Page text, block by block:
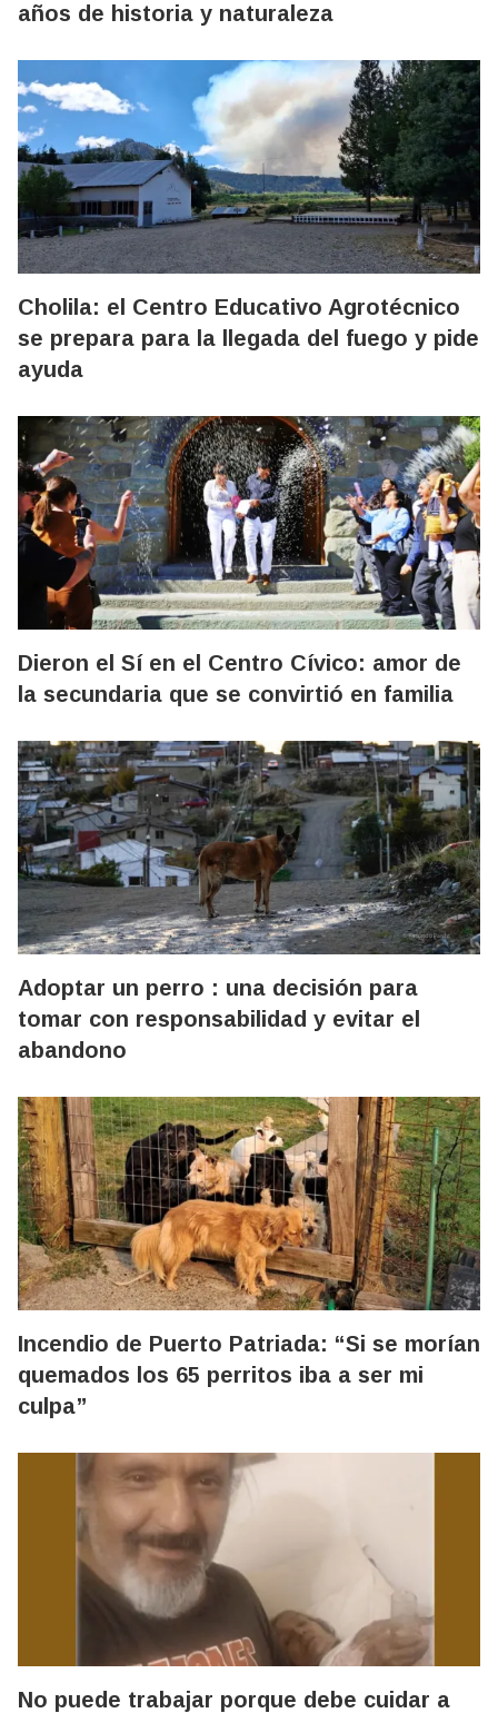
años de historia y naturaleza
Cholila: el Centro Educativo Agrotécnico
se prepara para la llegada del fuego y pide
ayuda
Dieron el Sí en el Centro Cívico: amor de
la secundaria que se convirtió en familia
Adoptar un perro : una decisión para
tomar con responsabilidad y evitar el
abandono
Incendio de Puerto Patriada: “Si se morían
quemados los 65 perritos iba a ser mi
culpa”
No puede trabajar porque debe cuidar a